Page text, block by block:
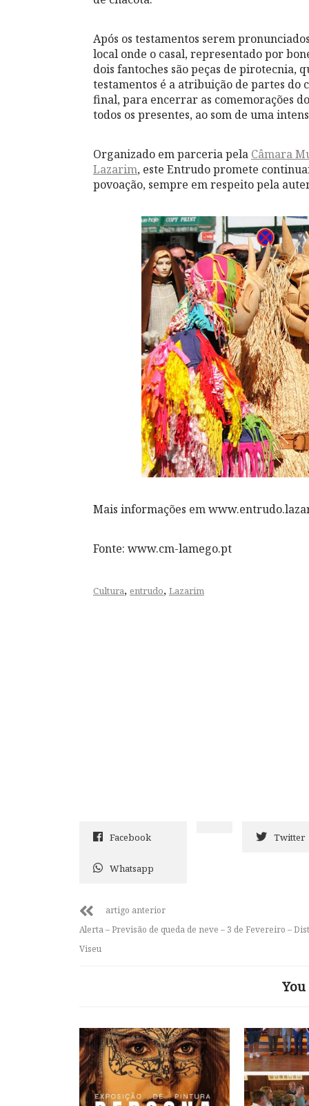
Após os testamentos serem
local onde o casal, representado por
dois fantoches são peças de pirotecnia,
testamentos é a atribuição de partes do
final, para encerrar as comemorações
todos os presentes, ao som de uma
Organizado em parceria pela Câmara
Lazarim, este Entrudo promete
povoação, sempre em respeito pela
Mais informações em
Fonte: www.cm-lamego.pt
Cultura, entrudo, Lazarim
Facebook Twitter
Whatsapp
artigo anterior
Alerta – Previsão de queda de neve – 3 de Fevereiro –
Viseu